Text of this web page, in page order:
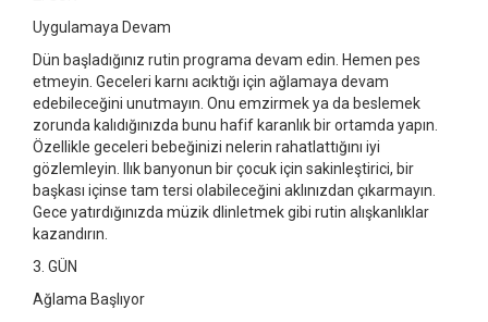
Uygulamaya Devam
Dün başladığınız rutin programa devam edin. Hemen pes
etmeyin. Geceleri karnı acıktığı için ağlamaya devam
edebileceğini unutmayın. Onu emzirmek ya da beslemek
zorunda kalıdığınızda bunu hafif karanlık bir ortamda yapın.
Özellikle geceleri bebeğinizi nelerin rahatlattığını iyi
gözlemleyin. Ilık banyonun bir çocuk için sakinleştirici, bir
başkası içinse tam tersi olabileceğini aklınızdan çıkarmayın.
Gece yatırdığınızda müzik dlinletmek gibi rutin alışkanlıklar
kazandırın.
3. GÜN
Ağlama Başlıyor